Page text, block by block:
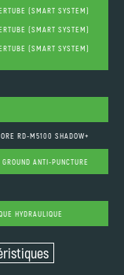
(SMART SYSTEM)
(SMART SYSTEM)
(SMART SYSTEM)
RD-M5100 SHADOW+
ANTI-PUNCTURE
HYDRAULIQUE